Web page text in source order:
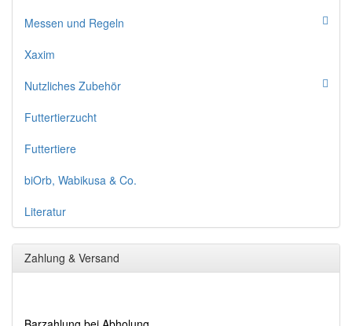
Messen und Regeln
Xaxim
Nutzliches Zubehör
Futtertierzucht
Futtertiere
biOrb, Wabikusa & Co.
Literatur
Zahlung & Versand